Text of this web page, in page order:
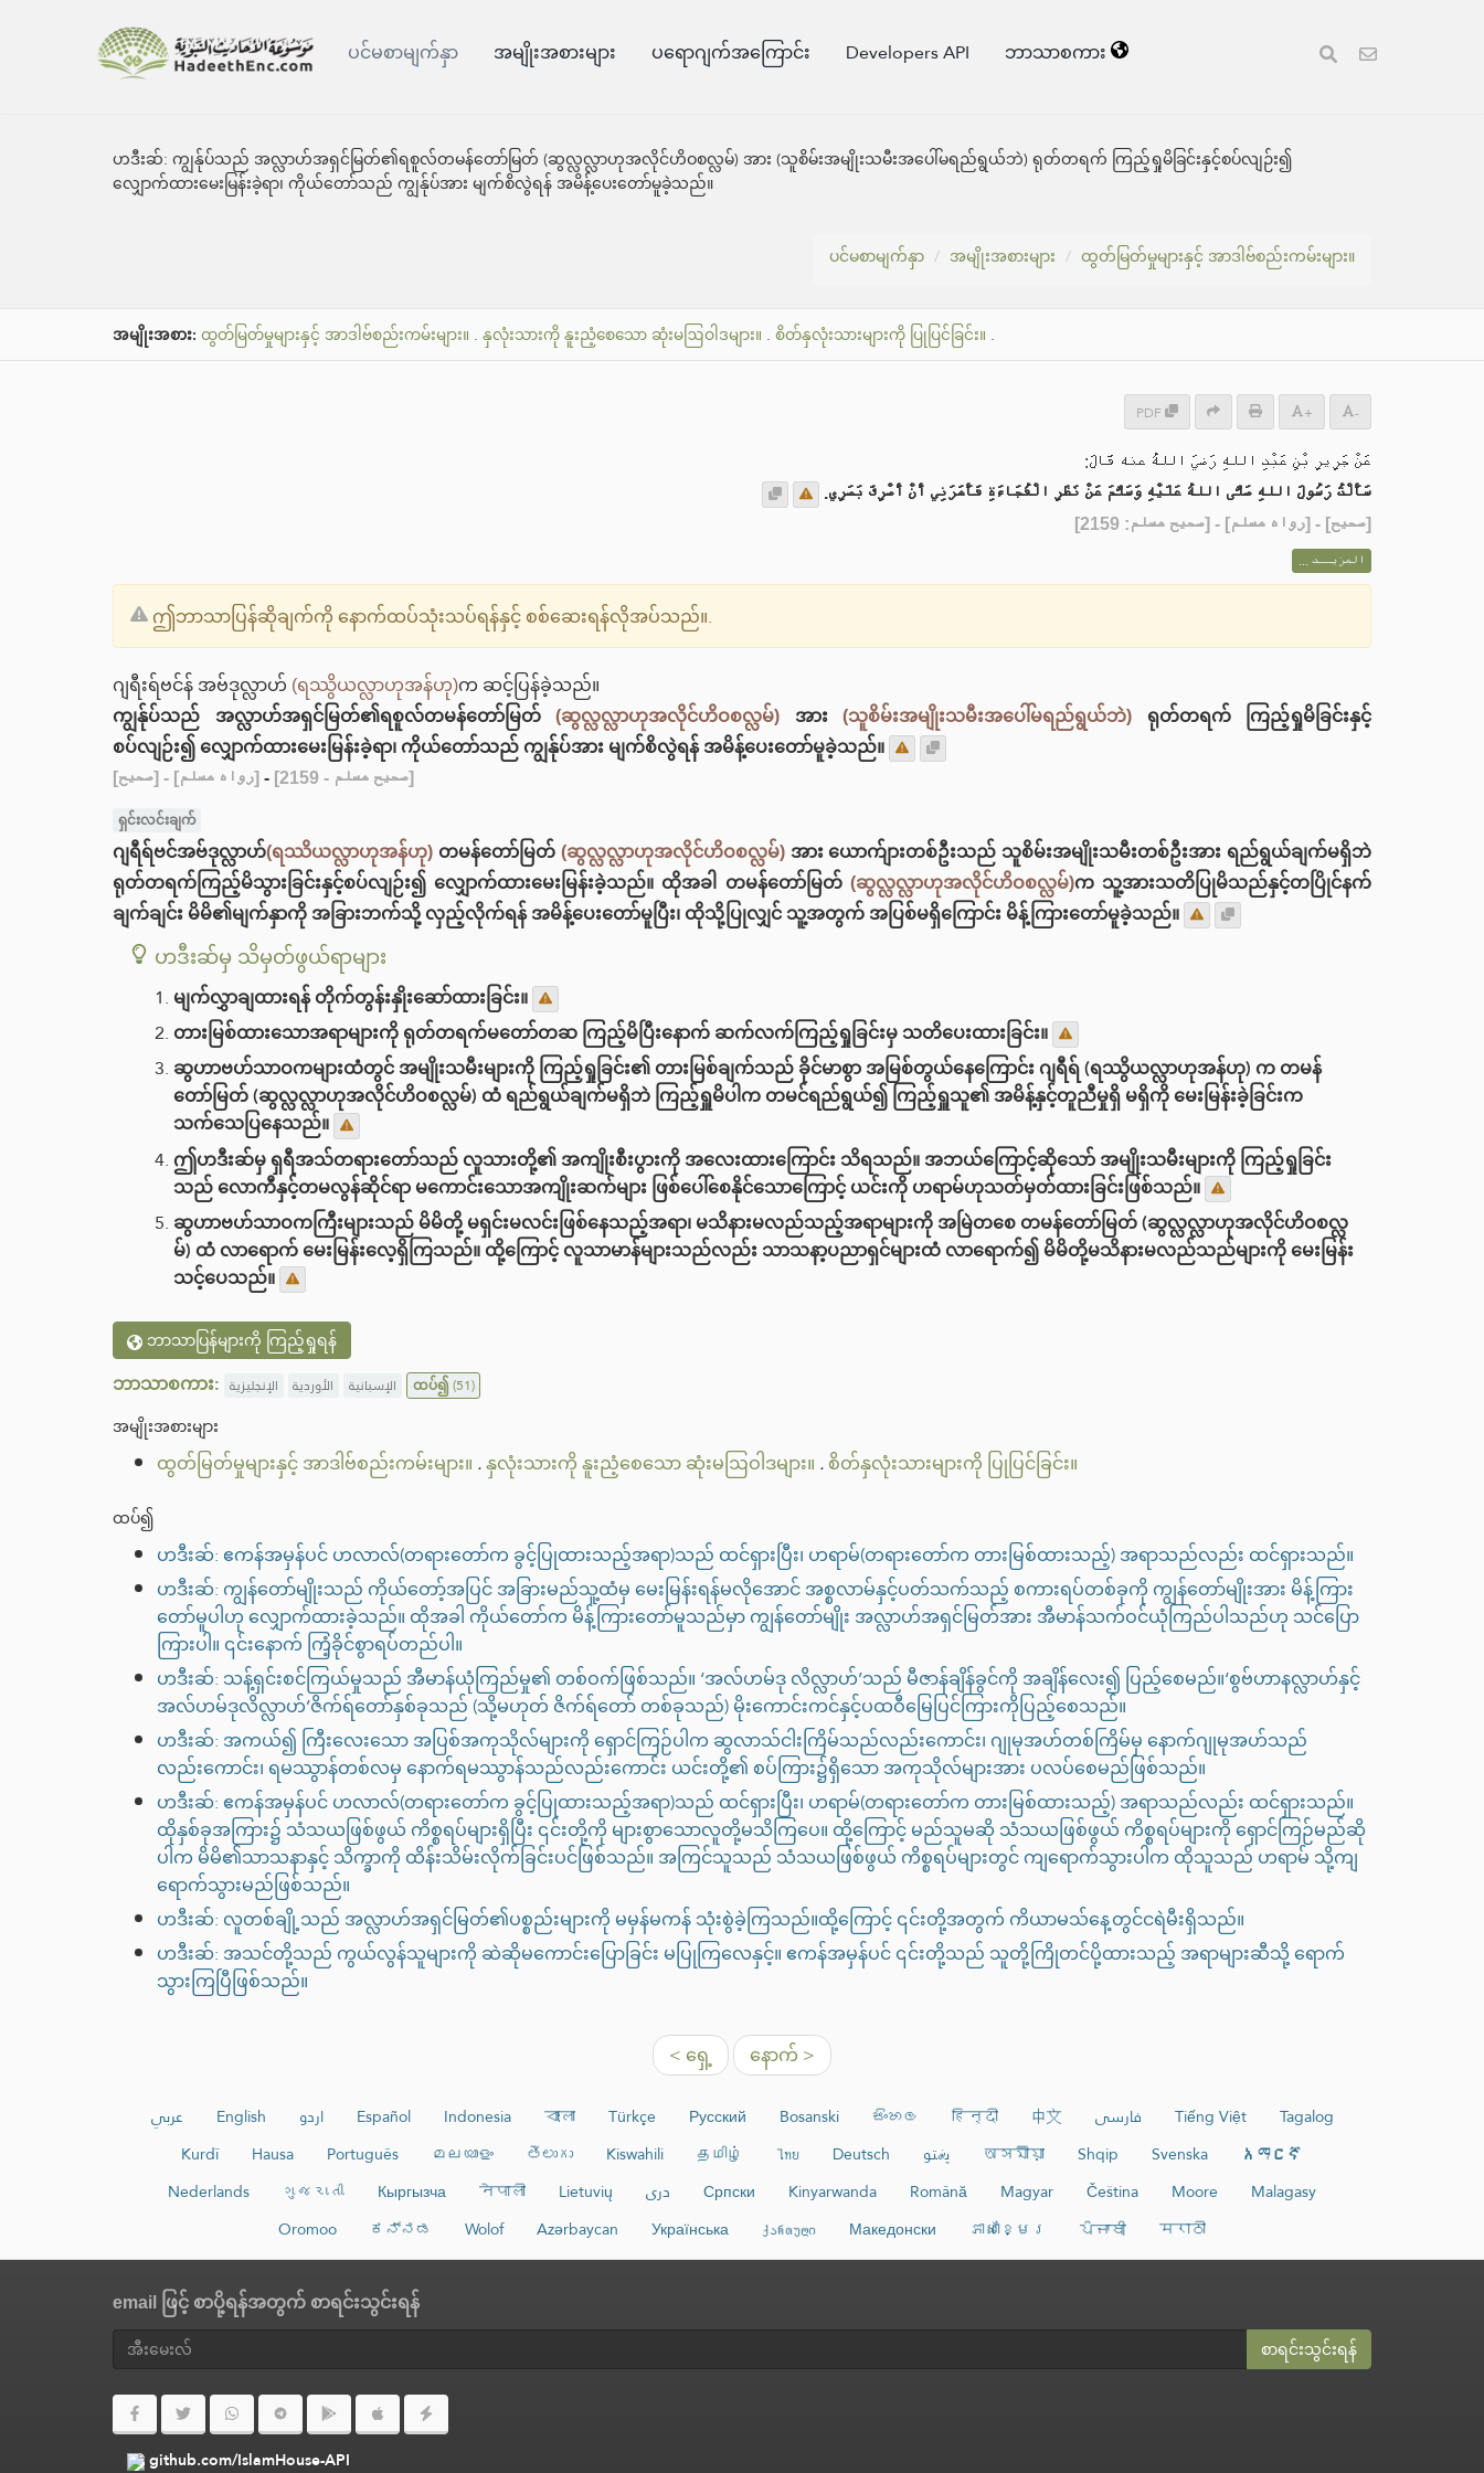
ပင်မစာမျက်နှာ အမျိုးအစားများ ပရောဂျက်အကြောင်း Developers API ဘာသာစကား
ဟဒီးဆ်:ကျွန်ုပ်သည် အလ္လာဟ်အရှင်မြတ်၏ရစူလ်တမန်တော်မြတ် (ဆွလ္လလ္လာဟုအလိုင်ဟိဝစလ္လမ်) အား (သူစိမ်းအမျိုးသမီးအပေါ်မရည်ရွယ်ဘဲ) ရုတ်တရက် ကြည့်ရှုမိခြင်းနှင့်စပ်လျဉ်း၍
လျှောက်ထားမေးမြန်းခဲ့ရာ၊ ကိုယ်တော်သည် ကျွန်ုပ်အား မျက်စိလွဲရန် အမိန့်ပေးတော်မူခဲ့သည်။
ပင်မစာမျက်နှာ အမျိုးအစားများ ထွတ်မြတ်မှုများနှင့် အာဒါဗ်စည်းကမ်းများ။
အမျိုးအစား: ထွတ်မြတ်မှုများနှင့် အာဒါဗ်စည်းကမ်းများ။ . နှလုံးသားကို နူးညံ့စေသော ဆုံးမဩဝါဒများ။ . စိတ်နှလုံးသားများကို ပြုပြင်ခြင်း။ .
PDF + -
عَنْ جَرِيرِ بْنِ عَبْدِ اللهِ رَضيَ اللهُ عنه قَالَ:
سَأَلْتُ رَسُولَ اللهِ صَلَّى اللهُ عَلَيْهِ وَسَلَّمَ عَنْ نَظَرِ الْفُجَاءَةِ فَأَمَرَنِي أَنْ أَصْرِفَ بَصَرِي.
[صحيح] - [رواه مسلم] - [صحيح مسلم: 2159]
المزيــد ...
ဤဘာသာပြန်ဆိုချက်ကို နောက်ထပ်သုံးသပ်ရန်နှင့် စစ်ဆေးရန်လိုအပ်သည်။.
ဂျရီးရ်ဗင်န် အဗ်ဒုလ္လာဟ် (ရဿွိယလ္လာဟုအန်ဟု)က ဆင့်ပြန်ခဲ့သည်။
ကျွန်ုပ်သည် အလ္လာဟ်အရှင်မြတ်၏ရစူလ်တမန်တော်မြတ် (ဆွလ္လလ္လာဟုအလိုင်ဟိဝစလ္လမ်) အား (သူစိမ်းအမျိုးသမီးအပေါ်မရည်ရွယ်ဘဲ) ရုတ်တရက် ကြည့်ရှုမိခြင်းနှင့်
စပ်လျဉ်း၍ လျှောက်ထားမေးမြန်းခဲ့ရာ၊ ကိုယ်တော်သည် ကျွန်ုပ်အား မျက်စိလွဲရန် အမိန့်ပေးတော်မူခဲ့သည်။
[صحيح]
- [رواه مسلم] - [صحيح مسلم - 2159]
ရှင်းလင်းချက်
ဂျရီရ်ဗင်အဗ်ဒုလ္လာဟ်(ရဿိယလ္လာဟုအန်ဟု) တမန်တော်မြတ် (ဆွလ္လလ္လာဟုအလိုင်ဟိဝစလ္လမ်)အား ယောက်ျားတစ်ဦးသည် သူစိမ်းအမျိုးသမီးတစ်ဦးအား ရည်ရွယ်ချက်မရှိဘဲ
ရုတ်တရက်ကြည့်မိသွားခြင်းနှင့်စပ်လျဉ်း၍ လျှောက်ထားမေးမြန်းခဲ့သည်။ ထိုအခါ တမန်တော်မြတ် (ဆွလ္လလ္လာဟုအလိုင်ဟိဝစလ္လမ်)က သူ့အားသတိပြုမိသည်နှင့်တပြိုင်နက်
ချက်ချင်း မိမိ၏မျက်နှာကို အခြားဘက်သို့ လှည့်လိုက်ရန် အမိန့်ပေးတော်မူပြီး၊ ထိုသို့ပြုလျှင် သူ့အတွက် အပြစ်မရှိ‌ကြောင်း မိန့်ကြားတော်မူခဲ့သည်။
ဟဒီးဆ်မှ သိမှတ်ဖွယ်ရာများ
မျက်လွှာချထားရန် တိုက်တွန်းနှိုး‌ဆော်ထားခြင်း။
တားမြစ်ထားသောအရာများကို ရုတ်တရက်မတော်တဆ ကြည့်မိပြီးနောက် ဆက်လက်ကြည့်ရှုခြင်းမှ သတိပေးထားခြင်း။
ဆွဟာဗဟ်သာဝကများထံတွင် အမျိုးသမီးများကို ကြည့်ရှုခြင်း၏ တားမြစ်ချက်သည် ခိုင်မာစွာ အမြစ်တွယ်နေကြောင်း ဂျရီရ် (ရဿွိယလ္လာဟုအန်ဟု) က တမန်
တော်မြတ် (ဆွလ္လလ္လာဟုအလိုင်ဟိဝစလ္လမ်) ထံ ရည်ရွယ်ချက်မရှိဘဲ ကြည့်ရှူမိပါက တမင်ရည်ရွယ်၍ ကြည့်ရှူသူ၏ အမိန့်နှင့်တူညီမှုရှိ မရှိကို မေးမြန်းခဲ့ခြင်းက
သက်သေပြနေသည်။
ဤဟဒီးဆ်‌မှ ရှရီအသ်တရားတော်သည် လူသားတို့၏ အကျိုးစီးပွားကို အလေးထားကြောင်း သိရသည်။ အဘယ်ကြောင့်ဆိုသော် အမျိုးသမီးများကို ကြည့်ရှုခြင်း
သည် လောကီနှင့်တမလွန်ဆိုင်ရာ မကောင်းသောအကျိုးဆက်များ ဖြစ်ပေါ်စေနိုင်သောကြောင့် ယင်းကို ဟရာမ်ဟုသတ်မှတ်ထားခြင်းဖြစ်သည်။
ဆွဟာဗဟ်သာဝကကြီးများသည် မိမိတို့ မရှင်းမလင်းဖြစ်နေသည့်အရာ၊ မသိနားမလည်သည့်အရာများကို အမြဲတစေ တမန်တော်မြတ် (ဆွလ္လလ္လာဟုအလိုင်ဟိဝစလ္လ
မ်) ထံ လာရောက် မေးမြန်းလေ့ရှိကြသည်။ ထို့ကြောင့် လူသာမာန်များသည်လည်း သာသနာ့ပညာရှင်များထံ လာရောက်၍ မိမိတို့မသိနားမလည်သည်များကို မေးမြန်း
သင့်ပေသည်။
ဘာသာပြန်များကို ကြည့်ရှုရန်
ဘာသာစကား: الإنجليزية الأوردية الإسبانية ထပ်၍(51)
အမျိုးအစားများ
ထွတ်မြတ်မှုများနှင့် အာဒါဗ်စည်းကမ်းများ။ .နှလုံးသားကို နူးညံ့စေသော ဆုံးမဩဝါဒများ။ .စိတ်နှလုံးသားများကို ပြုပြင်ခြင်း။
ထပ်၍
ဟဒီးဆ်: ဧကန်အမှန်ပင် ဟလာလ်(တရားတော်က ခွင့်ပြုထားသည့်အရာ)သည် ထင်ရှားပြီး၊ ဟရာမ်(တရားတော်က တားမြစ်ထားသည့်) အရာသည်လည်း ထင်ရှားသည်။
ဟဒီးဆ်: ကျွန်တော်မျိုးသည် ကိုယ်တော့်အပြင် အခြားမည်သူ့ထံမှ မေးမြန်းရန်မလိုအောင် အစ္စလာမ်နှင့်ပတ်သက်သည့် စကားရပ်တစ်ခုကို ကျွန်တော်မျိုးအား မိန့်ကြား
တော်မူပါဟု လျှောက်ထားခဲ့သည်။ ထိုအခါ ကိုယ်တော်က မိန့်ကြားတော်မူသည်မှာ ကျွန်တော်မျိုး အလ္လာဟ်အရှင်မြတ်အား အီမာန်သက်ဝင်ယုံကြည်ပါသည်ဟု သင်ပြော
ကြားပါ။ ၎င်းနောက် ကြံ့ခိုင်စွာရပ်တည်ပါ။
ဟဒီးဆ်: သန့်ရှင်းစင်ကြယ်မှုသည် အီမာန်ယုံကြည်မှု၏ တစ်ဝက်ဖြစ်သည်။ ‘အလ်ဟမ်ဒု လိလ္လာဟ်’သည် မီဇာန်ချိန်ခွင်ကို အချိန်လေး၍ ပြည့်စေမည်။‘စွဗ်ဟာနလ္လာဟ်နှင့်
အလ်ဟမ်ဒုလိလ္လာဟ်’ဇိက်ရ်တော်နှစ်ခုသည် (သို့မဟုတ် ဇိက်ရ်တော် တစ်ခုသည်) မိုးကောင်းကင်နှင့်ပထဝီမြေပြင်ကြားကိုပြည့်စေသည်။
ဟဒီးဆ်: အကယ်၍ ကြီးလေးသော အပြစ်အကုသိုလ်များကို ရှောင်ကြဉ်ပါက ဆွလာသ်ငါးကြိမ်သည်လည်းကောင်း၊ ဂျုမုအဟ်တစ်ကြိမ်မှ နောက်ဂျုမုအဟ်သည်
လည်းကောင်း၊ ရမဿွာန်တစ်လမှ နောက်ရမဿွာန်သည်လည်းကောင်း ယင်းတို့၏ စပ်ကြား၌ရှိသော အကုသိုလ်များအား ပလပ်စေမည်ဖြစ်သည်။
ဟဒီးဆ်: ဧကန်အမှန်ပင် ဟလာလ်(တရားတော်က ခွင့်ပြုထားသည့်အရာ)သည် ထင်ရှားပြီး၊ ဟရာမ်(တရားတော်က တားမြစ်ထားသည့်) အရာသည်လည်း ထင်ရှားသည်။
ထိုနှစ်ခုအကြား၌ သံသယဖြစ်ဖွယ် ကိစ္စရပ်များရှိပြီး ၎င်းတို့ကို များစွာသောလူတို့မသိကြပေ။ ထို့ကြောင့် မည်သူမဆို သံသယဖြစ်ဖွယ် ကိစ္စရပ်များကို ရှောင်ကြဉ်မည်ဆို
ပါက မိမိ၏သာသနာနှင့် သိက္ခာကို ထိန်းသိမ်းလိုက်ခြင်းပင်ဖြစ်သည်။ အကြင်သူသည် သံသယဖြစ်ဖွယ် ကိစ္စရပ်များတွင် ကျရောက်သွားပါက ထိုသူသည် ဟရာမ် သို့ကျ
ရောက်သွားမည်ဖြစ်သည်။
ဟဒီးဆ်: လူတစ်ချို့သည် အလ္လာဟ်အရှင်မြတ်၏ပစ္စည်းများကို မမှန်မကန် သုံးစွဲခဲ့ကြသည်။ထို့ကြောင့် ၎င်းတို့အတွက် ကိယာမသ်နေ့တွင်ငရဲမီးရှိသည်။
ဟဒီးဆ်: အသင်တို့သည် ကွယ်လွန်သူများကို ဆဲဆိုမကောင်းပြောခြင်း မပြုကြလေနှင့်။ ဧကန်အမှန်ပင် ၎င်းတို့သည် သူတို့ကြိုတင်ပို့ထားသည့် အရာများဆီသို့ ရောက်
သွားကြပြီဖြစ်သည်။
< ရှေ့ နောက် >
عربي English اردو Español Indonesia বাংলা Türkçe Русский Bosanski සිංහල हिन्दी 中文 فارسی Tiếng Việt
Tagalog
Kurdî
Hausa Português മലയാളം తెలుగు Kiswahili தமிழ் ไทย Deutsch پښتو অসমীয়া Shqip Svenska
አማርኛ
Nederlands
ગુજરાતી Кыргызча नेपाली Lietuvių دری Српски Kinyarwanda Română Magyar Čeština Moore
Malagasy
Oromoo
ಕನ್ನಡ Wolof Azərbaycan Українська ქართული Македонски ភាសាខ្មែរ ਪੰਜਾਬੀ मराठी
email ဖြင့် စာပို့ရန်အတွက် စာရင်းသွင်းရန်
စာရင်းသွင်းရန်
github.com/IslamHouse-API